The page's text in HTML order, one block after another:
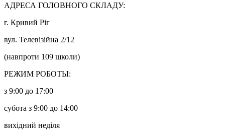
АДРЕСА ГОЛОВНОГО СКЛАДУ:
г. Кривий Ріг
вул. Телевізійна 2/12
(навпроти 109 школи)
РЕЖИМ РОБОТЫ:
з 9:00 до 17:00
субота з 9:00 до 14:00
вихідний неділя